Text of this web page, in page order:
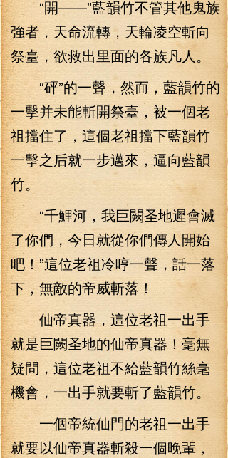
“開——”藍韻竹不管其他鬼族
強者，天命流轉，天輪凌空斬向
祭臺，欲救出里面的各族凡人。
“砰”的一聲，然而，藍韻竹的
一擊并未能斬開祭臺，被一個老
祖擋住了，這個老祖擋下藍韻竹
一擊之后就一步邁來，逼向藍韻
竹。
“千鯉河，我巨闕圣地遲會滅
了你們，今日就從你們傳人開始
吧！”這位老祖冷哼一聲，話一落
下，無敵的帝威斬落！
仙帝真器，這位老祖一出手
就是巨闕圣地的仙帝真器！毫無
疑問，這位老祖不給藍韻竹絲毫
機會，一出手就要斬了藍韻竹。
一個帝統仙門的老祖一出手
就要以仙帝真器斬殺一個晚輩，